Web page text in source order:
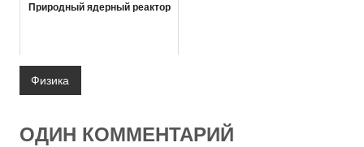
Природный ядерный реактор
Физика
ОДИН КОММЕНТАРИЙ